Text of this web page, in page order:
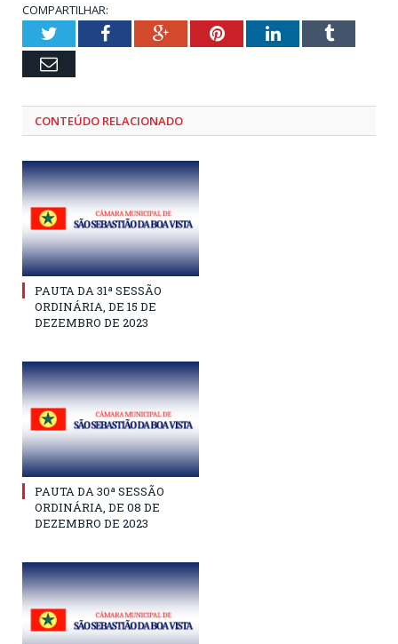
COMPARTILHAR:
TwitterFacebookGoogle+PinterestLinkedInTumblr
Email
CONTEÚDO RELACIONADO
PAUTA DA 31ª SESSÃO
ORDINÁRIA, DE 15 DE
DEZEMBRO DE 2023
PAUTA DA 30ª SESSÃO
ORDINÁRIA, DE 08 DE
DEZEMBRO DE 2023